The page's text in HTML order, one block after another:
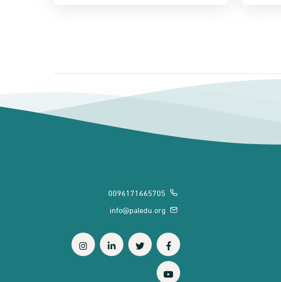
0096171665705
info@paledu.org